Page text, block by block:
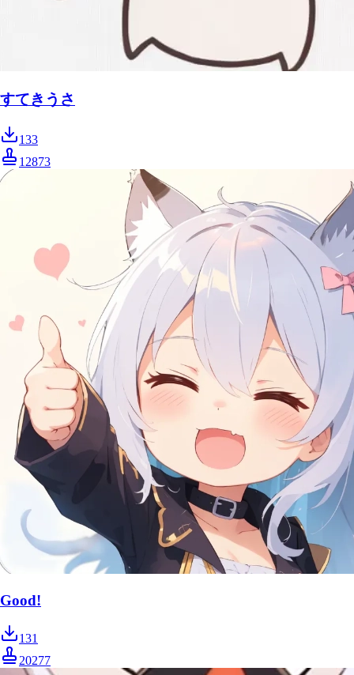
すてきうさ
133
12873
Good!
131
20277